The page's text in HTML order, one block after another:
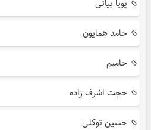
پویا بیاتی
حامد همایون
حامیم
حجت اشرف زاده
حسین توکلی